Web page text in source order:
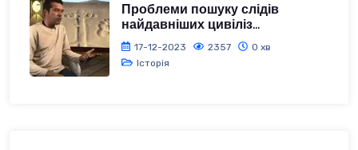
Проблеми пошуку слідів
найдавніших цивіліз...
17-12-2023 2357
0 хв
Історія